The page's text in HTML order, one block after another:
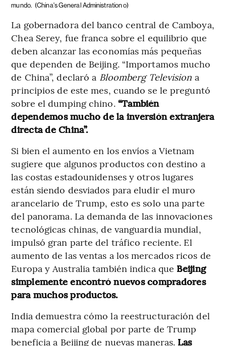
mundo. (China's General Administration o)
La gobernadora del banco central de Camboya,
Chea Serey, fue franca sobre el equilibrio que
deben alcanzar las economías más pequeñas
que dependen de Beijing. “Importamos mucho
de China”, declaró a Bloomberg Television a
principios de este mes, cuando se le preguntó
sobre el dumping chino. “También
dependemos mucho de la inversión extranjera
directa de China”.
Si bien el aumento en los envíos a Vietnam
sugiere que algunos productos con destino a
las costas estadounidenses y otros lugares
están siendo desviados para eludir el muro
arancelario de Trump, esto es solo una parte
del panorama. La demanda de las innovaciones
tecnológicas chinas, de vanguardia mundial,
impulsó gran parte del tráfico reciente. El
aumento de las ventas a los mercados ricos de
Europa y Australia también indica que Beijing
simplemente encontró nuevos compradores
para muchos productos.
India demuestra cómo la reestructuración del
mapa comercial global por parte de Trump
beneficia a Beijing de nuevas maneras. Las